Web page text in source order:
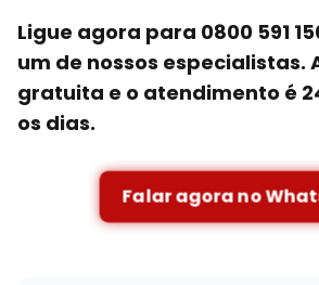
Ligue agora para 0800 591
um de nossos especialistas.
gratuita e o atendimento é
os dias.
Falar agora no